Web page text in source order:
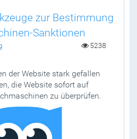
zur Bestimmung
Sanktionen
5238
der Website stark gefallen
die Website sofort auf
zu überprüfen.